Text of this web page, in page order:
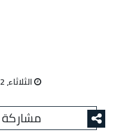
الثلاثاء، 12 مايو 2026 11:01 ص
مشاركة